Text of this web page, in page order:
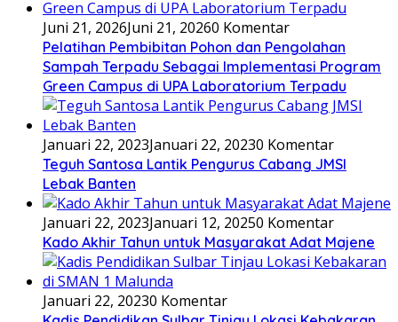
Juni 21, 2026Juni 21, 20260 Komentar
Pelatihan Pembibitan Pohon dan Pengolahan
Sampah Terpadu Sebagai Implementasi Program
Green Campus di UPA Laboratorium Terpadu
Januari 22, 2023Januari 22, 20230 Komentar
Teguh Santosa Lantik Pengurus Cabang JMSI
Lebak Banten
Januari 22, 2023Januari 12, 20250 Komentar
Kado Akhir Tahun untuk Masyarakat Adat Majene
Januari 22, 20230 Komentar